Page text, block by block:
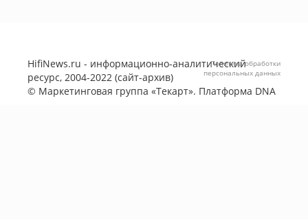
HifiNews.ru - информационно-аналитический
ресурс, 2004-2022 (сайт-архив)
© Маркетинговая группа «Текарт». Платформа DNA
Политика обработки
персональных данных